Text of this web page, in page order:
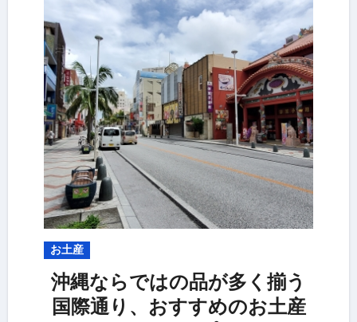
お土産
沖縄ならではの品が多く揃う
国際通り、おすすめのお土産